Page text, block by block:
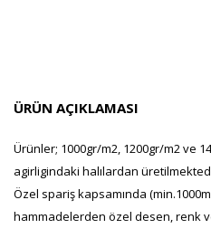
ÜRÜN AÇIKLAMASI
Ürünler; 1000gr/m2, 1200gr/m2 ve
agirligindaki halılardan
Özel spariş kapsamında
hammadelerden özel desen, renk